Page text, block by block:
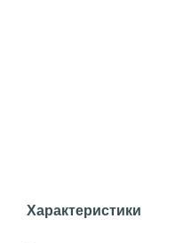
Характеристики